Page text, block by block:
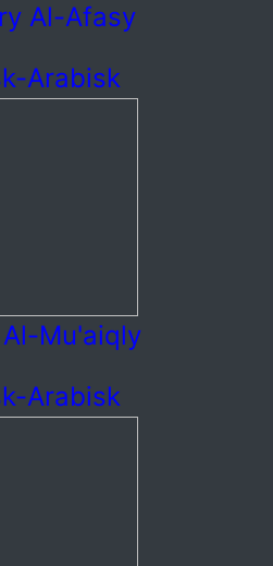
Al-Afasy
Arabisk
Mu'aiqly
Arabisk